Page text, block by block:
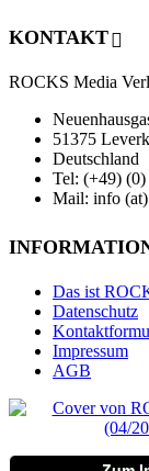
KONTAKT
ROCKS Media
51375
Deutschland
Tel: (+49) (0)
Mail: info
Das ist
Datenschutz
Impressum
AGB